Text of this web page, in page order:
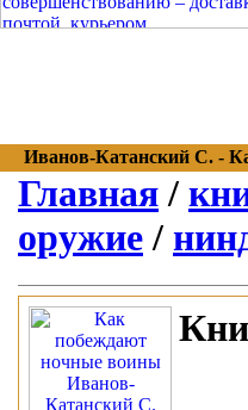
Иванов-Катанский С. -
Главная /
оружие /